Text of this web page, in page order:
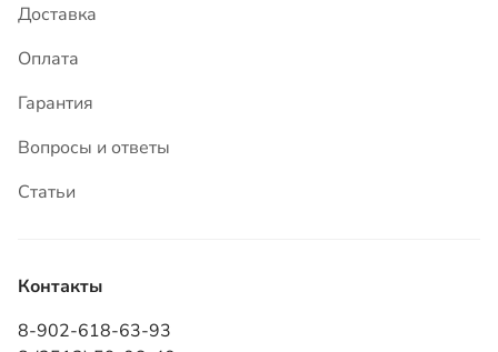
Статьи
Контакты
8-902-618-63-93
8 (3513) 59-06-40
info@tpkvezdehod.ru
Режим работы: ПН–ПТ 9:00–18:00 (часовая зона